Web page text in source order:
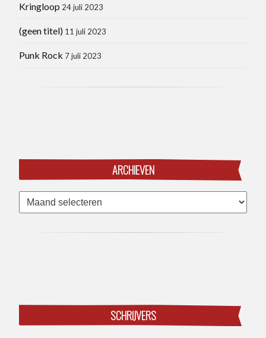
Kringloop 24 juli 2023
(geen titel) 11 juli 2023
Punk Rock 7 juli 2023
ARCHIEVEN
Archieven
SCHRIJVERS